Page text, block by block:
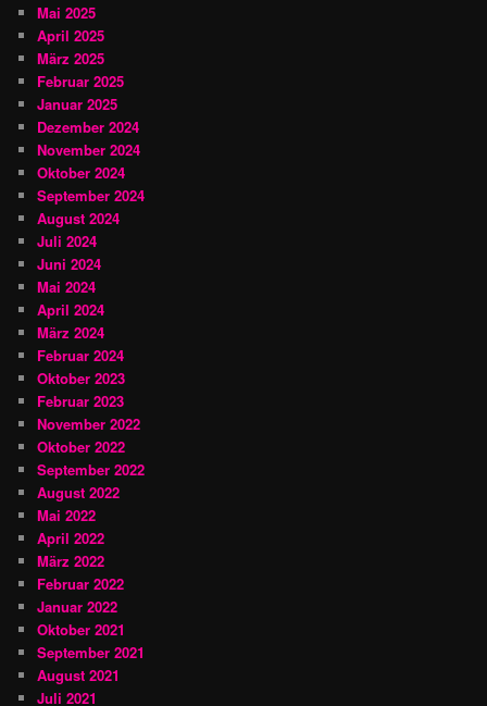
Mai 2025
April 2025
März 2025
Februar 2025
Januar 2025
Dezember 2024
November 2024
Oktober 2024
September 2024
August 2024
Juli 2024
Juni 2024
Mai 2024
April 2024
März 2024
Februar 2024
Oktober 2023
Februar 2023
November 2022
Oktober 2022
September 2022
August 2022
Mai 2022
April 2022
März 2022
Februar 2022
Januar 2022
Oktober 2021
September 2021
August 2021
Juli 2021